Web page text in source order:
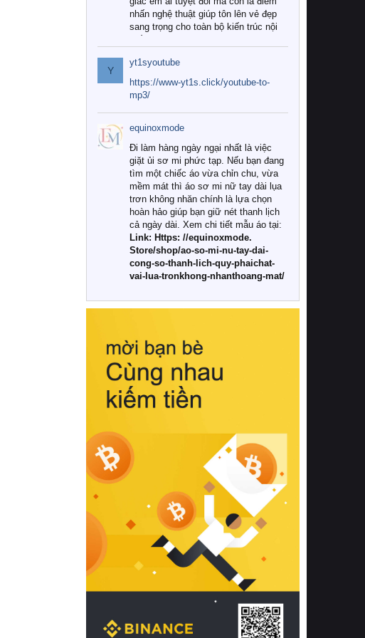
nhấn nghệ thuật giúp tôn lên vẻ đẹp
sang trọng cho toàn bộ kiến trúc nội
Tuy nhiên, giữa thị trường đa dạng
với vô vàn thương hiệu và mẫu mã
như hiện nay, làm thế nào để chọn
được những bộ chăn ga gối đệm cao
cấp thực sự chất lượng, phù hợp với
khí hậu và nhu cầu sử dụng của gia
đình? Hãy cùng chúng tôi đi tìm lời
giải đáp chi tiết qua bài viết dưới đây.
1. Tại sao các gia đình hiện đại lại ưa
chuộng chăn ga gối đệm cao cấp?
Khác với các dòng sản phẩm thông
thường, những bộ chăn ga gối đệm
cao cấp trải qua quy trình sản xuất
nghiêm ngặt từ khâu chọn lọc nguyên
liệu tự nhiên đến công nghệ dệt
nhuộm hiện đại không chứa hóa chất
này, bạn sẽ cảm nhận rõ rệt sự khác
hồi chuẩn xác của phần đệm nâng đỡ
cột sống.
Bên cạnh đó, việc lựa chọn các dòng
sản phẩm đạt chuẩn chất lượng quốc
tế còn giúp ngăn ngừa tình trạng kích
khuẩn và nấm mốc trong điều kiện
thời tiết nóng ẩm. Bạn có thể tìm hiểu
thêm các nghiên cứu khoa học về tác
động của giấc ngủ và môi trường
phòng ngủ đối với sức khỏe con
người tại Sleep Foundation (External
Link) để có cái nhìn toàn diện hơn.
2. Các tiêu chí vàng khi lựa chọn
chăn ga gối đệm cao cấp cho phòng
ngủ
Để sở hữu một bộ chăn ga gối đệm
cao cấp hoàn hảo cả về thẩm mỹ lẫn
công năng, người tiêu dùng cần cân
nhắc kỹ lưỡng các tiêu chí quan trọng
Y
yt1syoutube
https://www-yt1s.click/youtube-to-
mp3/
equinoxmode
Đi làm hàng ngày ngại nhất là việc
giặt ủi sơ mi phức tạp. Nếu bạn đang
tìm một chiếc áo vừa chỉn chu, vừa
mềm mát thì áo sơ mi nữ tay dài lụa
trơn không nhăn chính là lựa chọn
hoàn hảo giúp bạn giữ nét thanh lịch
cả ngày dài. Xem chi tiết mẫu áo tại:
Link: Https: //equinoxmode.
Store/shop/ao-so-mi-nu-tay-dai-
cong-so-thanh-lich-quy-phaichat-
vai-lua-tronkhong-nhanthoang-mat/